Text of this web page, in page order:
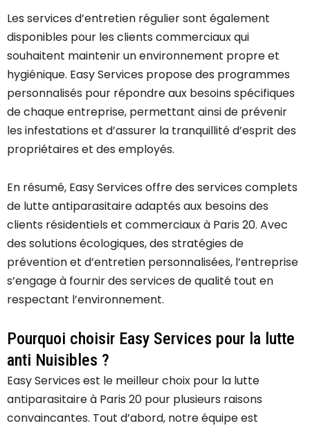
Les services d’entretien régulier sont également
disponibles pour les clients commerciaux qui
souhaitent maintenir un environnement propre et
hygiénique. Easy Services propose des programmes
personnalisés pour répondre aux besoins spécifiques
de chaque entreprise, permettant ainsi de prévenir
les infestations et d’assurer la tranquillité d’esprit des
propriétaires et des employés.
En résumé, Easy Services offre des services complets
de lutte antiparasitaire adaptés aux besoins des
clients résidentiels et commerciaux à Paris 20. Avec
des solutions écologiques, des stratégies de
prévention et d’entretien personnalisées, l’entreprise
s’engage à fournir des services de qualité tout en
respectant l’environnement.
Pourquoi choisir Easy Services pour la lutte
anti Nuisibles ?
Easy Services est le meilleur choix pour la lutte
antiparasitaire à Paris 20 pour plusieurs raisons
convaincantes. Tout d’abord, notre équipe est